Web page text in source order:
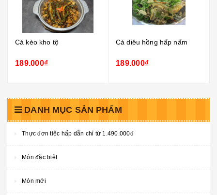
Cá diêu hồng hấp nấm
189.000₫
Cá thác lác chiên giòn
139.000₫
DANH MỤC SẢN PHẨM
Thực đơn tiệc hấp dẫn chỉ từ 1.490.000đ
Món đặc biệt
Món mới